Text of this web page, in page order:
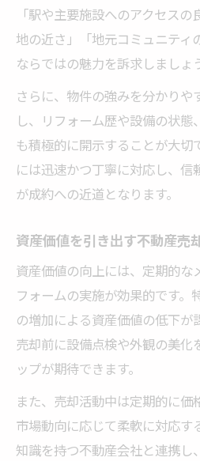
「駅や主要施設へのアクセス
地の近さ」「地元コミュニティ
ならではの魅力を訴求しましょ
さらに、物件の強みを分かりや
し、リフォーム歴や設備の状
も積極的に開示することが大切
には迅速かつ丁寧に対応し、信
が成約への近道となります。
資産価値を引き出す不動産売
資産価値の向上には、定期的な
フォームの実施が効果的です。
の増加による資産価値の低下が
売却前に設備点検や外観の美化
ップが期待できます。
また、売却活動中は定期的に価
市場動向に応じて柔軟に対応す
知識を持つ不動産会社と連携し